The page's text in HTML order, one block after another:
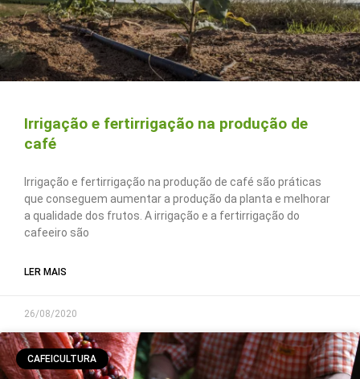
Irrigação e fertirrigação na produção de
café
Irrigação e fertirrigação na produção de café são práticas
que conseguem aumentar a produção da planta e melhorar
a qualidade dos frutos. A irrigação e a fertirrigação do
cafeeiro são
LER MAIS
26/08/2020
CAFEICULTURA